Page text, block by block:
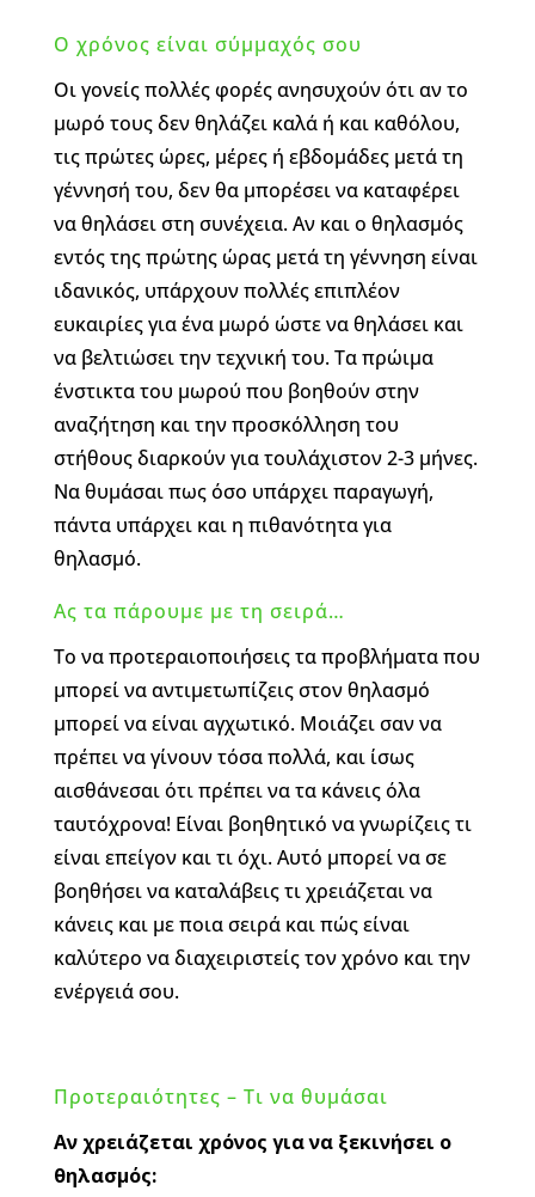
Ο χρόνος είναι σύμμαχός σου
Οι γονείς πολλές φορές ανησυχούν ότι αν το
μωρό τους δεν θηλάζει καλά ή και καθόλου,
τις πρώτες ώρες, μέρες ή εβδομάδες μετά τη
γέννησή του, δεν θα μπορέσει να καταφέρει
να θηλάσει στη συνέχεια. Αν και ο θηλασμός
εντός της πρώτης ώρας μετά τη γέννηση είναι
ιδανικός, υπάρχουν πολλές επιπλέον
ευκαιρίες για ένα μωρό ώστε να θηλάσει και
να βελτιώσει την τεχνική του. Τα πρώιμα
ένστικτα του μωρού που βοηθούν στην
αναζήτηση και την προσκόλληση του
στήθους διαρκούν για τουλάχιστον 2-3 μήνες.
Να θυμάσαι πως όσο υπάρχει παραγωγή,
πάντα υπάρχει και η πιθανότητα για
θηλασμό.
Ας τα πάρουμε με τη σειρά…
Το να προτεραιοποιήσεις τα προβλήματα που
μπορεί να αντιμετωπίζεις στον θηλασμό
μπορεί να είναι αγχωτικό. Μοιάζει σαν να
πρέπει να γίνουν τόσα πολλά, και ίσως
αισθάνεσαι ότι πρέπει να τα κάνεις όλα
ταυτόχρονα! Είναι βοηθητικό να γνωρίζεις τι
είναι επείγον και τι όχι. Αυτό μπορεί να σε
βοηθήσει να καταλάβεις τι χρειάζεται να
κάνεις και με ποια σειρά και πώς είναι
καλύτερο να διαχειριστείς τον χρόνο και την
ενέργειά σου.
Προτεραιότητες – Τι να θυμάσαι
Αν χρειάζεται χρόνος για να ξεκινήσει ο
θηλασμός: